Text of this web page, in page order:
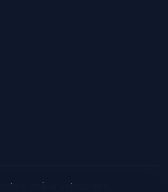
práva vyhrazena.